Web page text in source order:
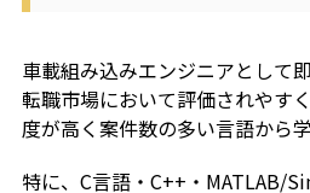
車載組み込みエンジニアとして
転職市場において評価されやす
度が高く案件数の多い言語から
特に、C言語・C++・MATLAB/